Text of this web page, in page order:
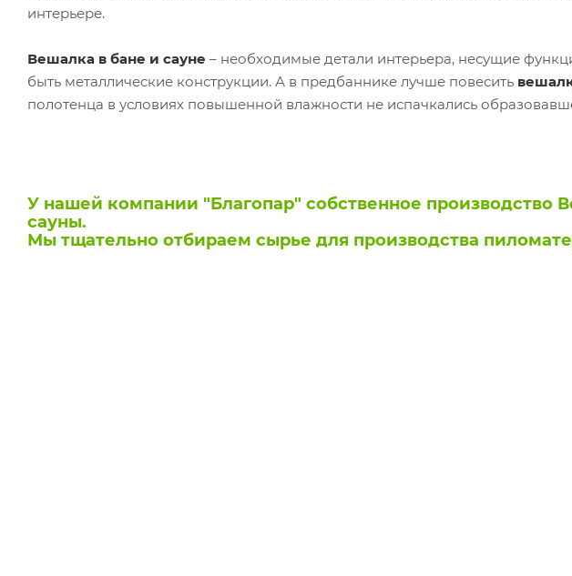
интерьере.
Вешалка в бане и сауне – необходимые детали интерьера, несущие
быть металлические конструкции. А в предбаннике лучше повесить
полотенца в условиях повышенной влажности не испачкались
У нашей компании "Благопар" собственное производство
сауны.
Мы тщательно отбираем сырье для производства